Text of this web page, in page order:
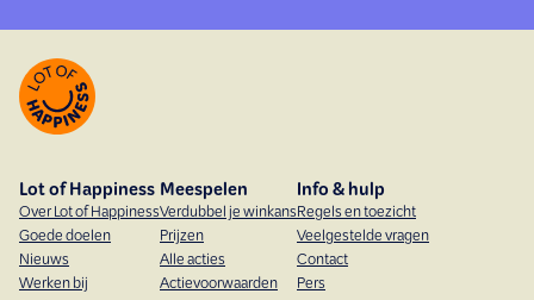
Lot of Happiness
Over Lot of Happiness
Goede doelen
Nieuws
Werken bij
Meespelen
Verdubbel je winkans
Prijzen
Alle acties
Actievoorwaarden
Info & hulp
Regels en toezicht
Veelgestelde vragen
Contact
Pers